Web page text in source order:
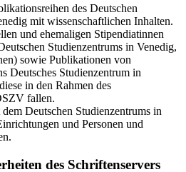
des Deutschen
mit wissenschaftlichen Inhalten.
und ehemaligen Stipendiatinnen
Studienzentrums in Venedig,
sowie Publikationen von
Deutsches Studienzentrum in
in den Rahmen des
fallen.
Deutschen Studienzentrums in
und Personen und
des Schriftenservers